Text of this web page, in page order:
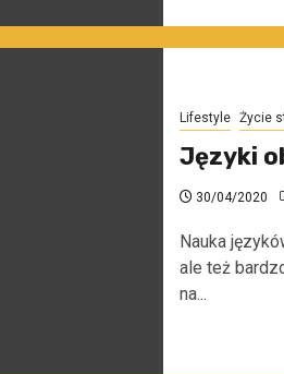
Lifestyle Życie
Języki
30/04/2020
Nauka
ale też
na...